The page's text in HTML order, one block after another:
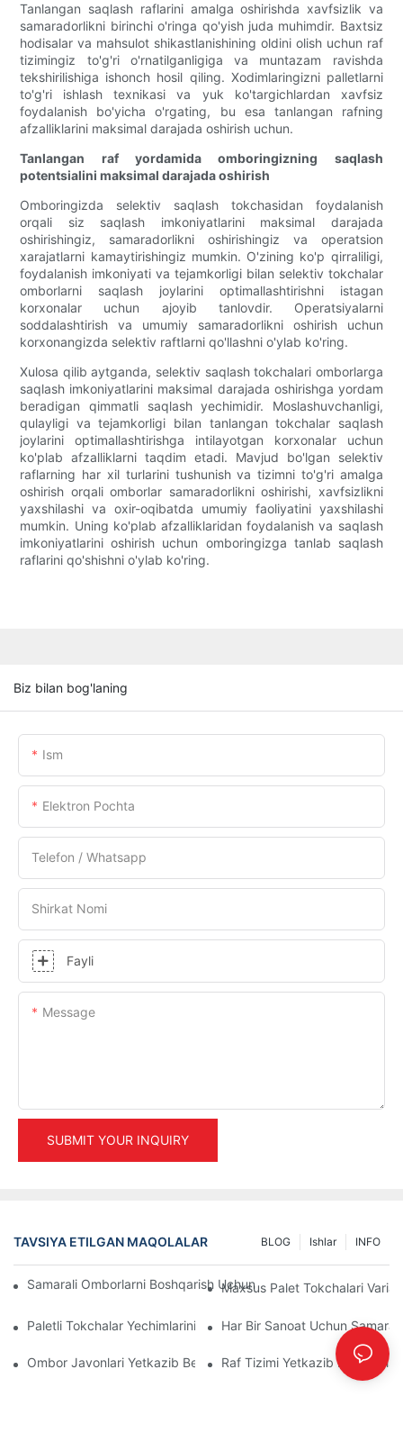
Tanlangan saqlash raflarini amalga oshirishda xavfsizlik va
samaradorlikni birinchi o'ringa qo'yish juda muhimdir. Baxtsiz
hodisalar va mahsulot shikastlanishining oldini olish uchun raf
tizimingiz to'g'ri o'rnatilganligiga va muntazam ravishda
tekshirilishiga ishonch hosil qiling. Xodimlaringizni palletlarni
to'g'ri ishlash texnikasi va yuk ko'targichlardan xavfsiz
foydalanish bo'yicha o'rgating, bu esa tanlangan rafning
afzalliklarini maksimal darajada oshirish uchun.
Tanlangan raf yordamida omboringizning saqlash
potentsialini maksimal darajada oshirish
Omboringizda selektiv saqlash tokchasidan foydalanish
orqali siz saqlash imkoniyatlarini maksimal darajada
oshirishingiz, samaradorlikni oshirishingiz va operatsion
xarajatlarni kamaytirishingiz mumkin. O'zining ko'p qirraliligi,
foydalanish imkoniyati va tejamkorligi bilan selektiv tokchalar
omborlarni saqlash joylarini optimallashtirishni istagan
korxonalar uchun ajoyib tanlovdir. Operatsiyalarni
soddalashtirish va umumiy samaradorlikni oshirish uchun
korxonangizda selektiv raftlarni qo'llashni o'ylab ko'ring.
Xulosa qilib aytganda, selektiv saqlash tokchalari omborlarga
saqlash imkoniyatlarini maksimal darajada oshirishga yordam
beradigan qimmatli saqlash yechimidir. Moslashuvchanligi,
qulayligi va tejamkorligi bilan tanlangan tokchalar saqlash
joylarini optimallashtirishga intilayotgan korxonalar uchun
ko'plab afzalliklarni taqdim etadi. Mavjud bo'lgan selektiv
raflarning har xil turlarini tushunish va tizimni to'g'ri amalga
oshirish orqali omborlar samaradorlikni oshirishi, xavfsizlikni
yaxshilashi va oxir-oqibatda umumiy faoliyatini yaxshilashi
mumkin. Uning ko'plab afzalliklaridan foydalanish va saqlash
imkoniyatlarini oshirish uchun omboringizga tanlab saqlash
raflarini qo'shishni o'ylab ko'ring.
Biz bilan bog'laning
Ism
Elektron Pochta
Telefon / Whatsapp
Shirkat Nomi
Fayli
Message
SUBMIT YOUR INQUIRY
TAVSIYA ETILGAN MAQOLALAR INFO
Ishlar
BLOG
Samarali Omborlarni Boshqarish Uchun Eng Yaxshi Sanoat
Maxsus Palet Tokchalari
Paletli Tokchalar Yechimlarining Kelajagi: Trendlar Va
Har Bir Sanoat Uchun
Ombor Javonlari Yetkazib Beruvchilari: Nimalarga E'tibor Berish
Raf Tizimi Yetkazib